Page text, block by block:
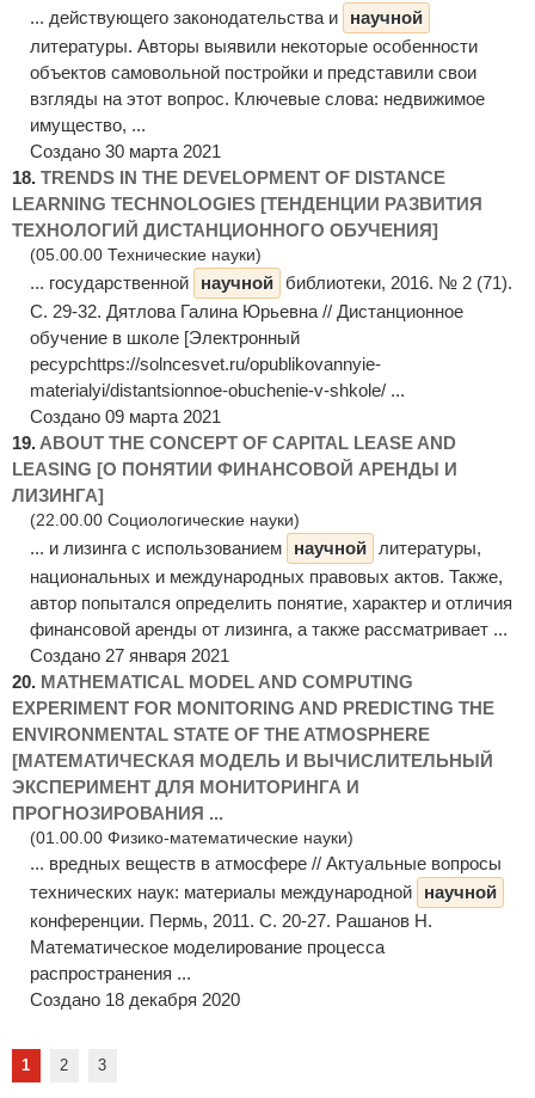
... действующего законодательства и
научной
литературы. Авторы выявили некоторые особенности
объектов самовольной постройки и представили свои
взгляды на этот вопрос. Ключевые слова: недвижимое
имущество, ...
Создано 30 марта 2021
18. TRENDS IN THE DEVELOPMENT OF DISTANCE
LEARNING TECHNOLOGIES [ТЕНДЕНЦИИ РАЗВИТИЯ
ТЕХНОЛОГИЙ ДИСТАНЦИОННОГО ОБУЧЕНИЯ]
(05.00.00 Технические науки)
... государственной научной
библиотеки, 2016. № 2 (71).
С. 29-32. Дятлова Галина Юрьевна // Дистанционное
обучение в школе [Электронный
ресурсhttps://solncesvet.ru/opublikovannyie-
materialyi/distantsionnoe-obuchenie-v-shkole/ ...
Создано 09 марта 2021
19. ABOUT THE CONCEPT OF CAPITAL LEASE AND
LEASING [О ПОНЯТИИ ФИНАНСОВОЙ АРЕНДЫ И
ЛИЗИНГА]
(22.00.00 Социологические науки)
... и лизинга с использованием научной
литературы,
национальных и международных правовых актов. Также,
автор попытался определить понятие, характер и отличия
финансовой аренды от лизинга, а также рассматривает ...
Создано 27 января 2021
20. MATHEMATICAL MODEL AND COMPUTING
EXPERIMENT FOR MONITORING AND PREDICTING THE
ENVIRONMENTAL STATE OF THE ATMOSPHERE
[МАТЕМАТИЧЕСКАЯ МОДЕЛЬ И ВЫЧИСЛИТЕЛЬНЫЙ
ЭКСПЕРИМЕНТ ДЛЯ МОНИТОРИНГА И
ПРОГНОЗИРОВАНИЯ ...
(01.00.00 Физико-математические науки)
... вредных веществ в атмосфере // Актуальные вопросы
технических наук: материалы международной
научной
конференции. Пермь, 2011. С. 20-27. Рашанов Н.
Математическое моделирование процесса
распространения ...
Создано 18 декабря 2020
1 2 3